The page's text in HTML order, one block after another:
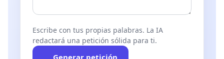
Escribe con tus propias palabras. La IA
redactará una petición sólida para ti.